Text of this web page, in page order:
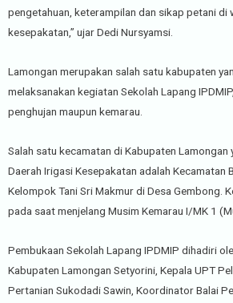
pengetahuan, keterampilan dan sikap petani di
kesepakatan,” ujar Dedi Nursyamsi.
Lamongan merupakan salah satu kabupaten
melaksanakan kegiatan Sekolah Lapang
penghujan maupun kemarau.
Salah satu kecamatan di Kabupaten Lamongan
Daerah Irigasi Kesepakatan adalah Kecamatan
Kelompok Tani Sri Makmur di Desa Gembong.
pada saat menjelang Musim Kemarau I/MK 1
Pembukaan Sekolah Lapang IPDMIP dihadiri
Kabupaten Lamongan Setyorini, Kepala UPT
Pertanian Sukodadi Sawin, Koordinator Balai